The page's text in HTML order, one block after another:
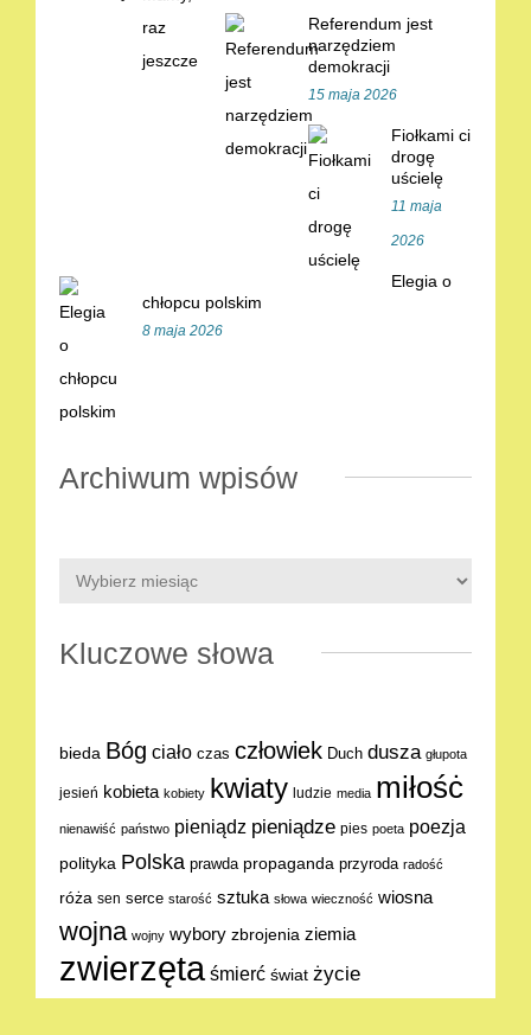
Referendum jest
narzędziem
demokracji
15 maja 2026
Fiołkami ci
drogę
uścielę
11 maja
2026
Elegia o
chłopcu polskim
8 maja 2026
Archiwum wpisów
Kluczowe słowa
bieda Bóg ciało czas człowiek Duch dusza głupota
jesień kobieta kobiety kwiaty ludzie media miłośċ
nienawiść państwo pieniądz pieniądze pies poeta poezja
polityka Polska prawda propaganda przyroda radość
róża sen serce starość sztuka słowa wieczność wiosna
wojna wojny wybory zbrojenia ziemia
zwierzęta śmierć świat życie